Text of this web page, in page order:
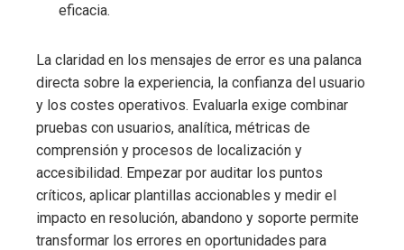
eficacia.
La claridad en los mensajes de error es una palanca
directa sobre la experiencia, la confianza del usuario
y los costes operativos. Evaluarla exige combinar
pruebas con usuarios, analítica, métricas de
comprensión y procesos de localización y
accesibilidad. Empezar por auditar los puntos
críticos, aplicar plantillas accionables y medir el
impacto en resolución, abandono y soporte permite
transformar los errores en oportunidades para